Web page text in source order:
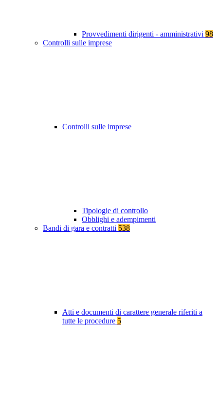
Provvedimenti dirigenti - amministrativi 98
Controlli sulle imprese
Controlli sulle imprese
Tipologie di controllo
Obblighi e adempimenti
Bandi di gara e contratti 538
Atti e documenti di carattere generale riferiti a
tutte le procedure 5